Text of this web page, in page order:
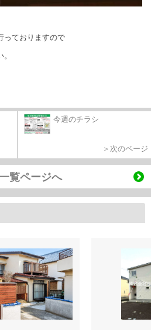
っておりますので
今週のチラシ
＞次のページ
覧ページへ